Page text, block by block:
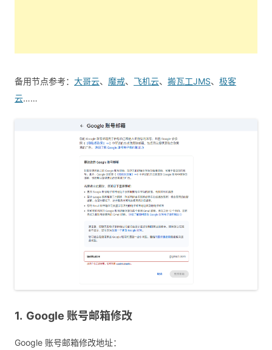
备用节点参考： 大哥云、 魔戒、 飞机云、 搬瓦工JMS、 极客
云……
Google 账号邮箱修改
Google 账号邮箱修改地址：